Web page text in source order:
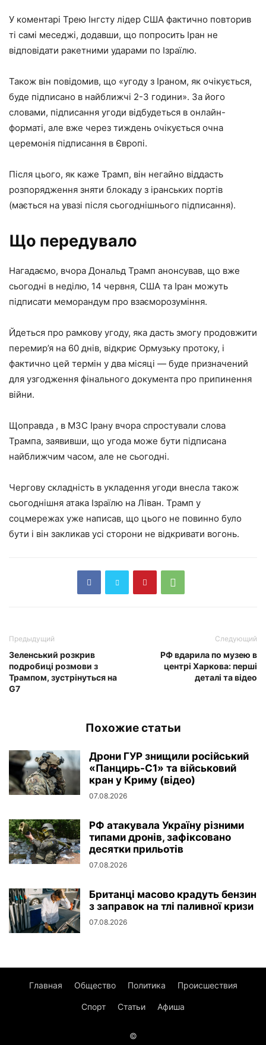
У коментарі Трею Інгсту лідер США фактично повторив
ті самі меседжі, додавши, що попросить Іран не
відповідати ракетними ударами по Ізраїлю.
Також він повідомив, що «угоду з Іраном, як очікується,
буде підписано в найближчі 2-3 години». За його
словами, підписання угоди відбудеться в онлайн-
форматі, але вже через тиждень очікується очна
церемонія підписання в Європі.
Після цього, як каже Трамп, він негайно віддасть
розпорядження зняти блокаду з іранських портів
(мається на увазі після сьогоднішнього підписання).
Що передувало
Нагадаємо, вчора Дональд Трамп анонсував, що вже
сьогодні в неділю, 14 червня, США та Іран можуть
підписати меморандум про взаєморозуміння.
Йдеться про рамкову угоду, яка дасть змогу продовжити
перемир’я на 60 днів, відкриє Ормузьку протоку, і
фактично цей термін у два місяці — буде призначений
для узгодження фінального документа про припинення
війни.
Щоправда , в МЗС Ірану вчора спростували слова
Трампа, заявивши, що угода може бути підписана
найближчим часом, але не сьогодні.
Чергову складність в укладення угоди внесла також
сьогоднішня атака Ізраїлю на Ліван. Трамп у
соцмережах уже написав, що цього не повинно було
бути і він закликав усі сторони не відкривати вогонь.
Предыдущий
Зеленський розкрив
подробиці розмови з
Трампом, зустрінуться на
G7
Следующий
РФ вдарила по музею в
центрі Харкова: перші
деталі та відео
Похожие статьи
Дрони ГУР знищили російський
«Панцирь-С1» та військовий
кран у Криму (відео)
07.08.2026
РФ атакувала Україну різними
типами дронів, зафіксовано
десятки прильотів
07.08.2026
Британці масово крадуть бензин
з заправок на тлі паливної кризи
07.08.2026
Главная Общество Политика Происшествия
Спорт Статьи Афиша
©